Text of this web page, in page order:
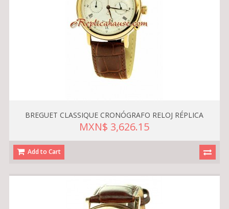
BREGUET CLASSIQUE CRONÓGRAFO RELOJ RÉPLICA
MXN$ 3,626.15
Add to Cart